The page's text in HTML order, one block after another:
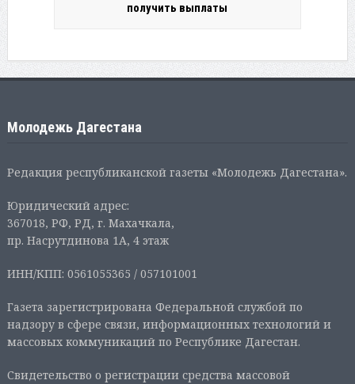
получить выплаты
Молодежь Дагестана
Редакция республиканской газеты «Молодежь Дагестана».
Юридический адрес:
367018, РФ, РД, г. Махачкала,
пр. Насрутдинова 1А, 4 этаж
ИНН/КПП: 0561055365 / 057101001
Газета зарегистрирована Федеральной службой по
надзору в сфере связи, информационных технологий и
массовых коммуникаций по Республике Дагестан.
Свидетельство о регистрации средства массовой